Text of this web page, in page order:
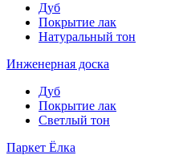
Дуб
Покрытие лак
Натуральный тон
Инженерная доска
Дуб
Покрытие лак
Светлый тон
Паркет Ёлка